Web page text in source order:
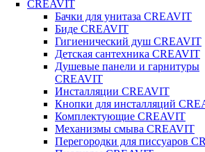
CREAVIT
Бачки для унитаза CREAVIT
Биде CREAVIT
Гигиенический душ CREAVIT
Детская сантехника CREAVIT
Душевые панели и гарнитуры
CREAVIT
Инсталляции CREAVIT
Кнопки для инсталляций
Комплектующие CREAVIT
Механизмы смыва CREAVIT
Перегородки для писсуаров